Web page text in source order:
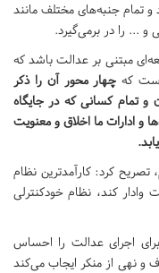
و تمام جنبه‌های مختلف مانند
و ... را در برمی‌گیرد.
مبتنی بر عدالت باشد که
که چهار محور آن را ذکر
و تمام کسانی که در جایگاه
و ادارات ما اخلاق و معنویت
کرد: کارآمدترین نظام
وادار کند، نظام خودکنترلی
اجرای عدالت را احساس
و نهی از منکر ایجاب می‌کند